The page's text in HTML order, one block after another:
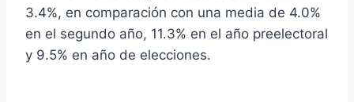
3.4%, en comparación con una media de 4.0%
en el segundo año, 11.3% en el año preelectoral
y 9.5% en año de elecciones.